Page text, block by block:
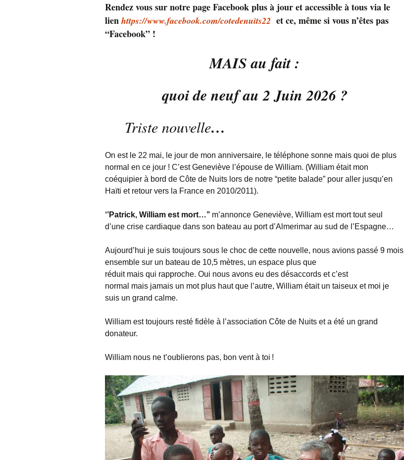
Rendez vous sur notre page Facebook plus à jour et accessible à tous via le
lien https://www.facebook.com/cotedenuits22 et ce, même si vous n’êtes pas
“Facebook” !
MAIS au fait :
quoi de neuf au 2 Juin 2026 ?
Triste nouvelle…
On est le 22 mai, le jour de mon anniversaire, le téléphone sonne mais quoi de plus
normal en ce jour ! C’est Geneviève l’épouse de William. (William était mon
coéquipier à bord de Côte de Nuits lors de notre “petite balade” pour aller jusqu’en
Haïti et retour vers la France en 2010/2011).
‘’Patrick, William est mort…’’ m’annonce Geneviève, William est mort tout seul
d’une crise cardiaque dans son bateau au port d’Almerimar au sud de l’Espagne…
Aujourd’hui je suis toujours sous le choc de cette nouvelle, nous avions passé 9 mois
ensemble sur un bateau de 10,5 mètres, un espace plus que
réduit mais qui rapproche. Oui nous avons eu des désaccords et c’est
normal mais jamais un mot plus haut que l’autre, William était un taiseux et moi je
suis un grand calme.
William est toujours resté fidèle à l’association Côte de Nuits et a été un grand
donateur.
William nous ne t’oublierons pas, bon vent à toi !